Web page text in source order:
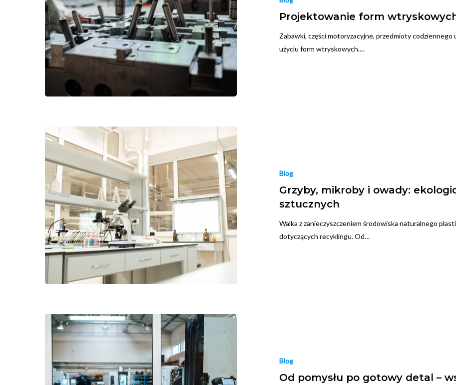
Projektowanie form
Zabawki, części motoryzacyjne, przedmioty
użyciu form wtryskowych.…
Blog
Grzyby, mikroby i owady:
sztucznych
Walka z zanieczyszczeniem środowiska naturalnego
dotyczących recyklingu. Od…
Blog
Od pomysłu po gotowy detal –